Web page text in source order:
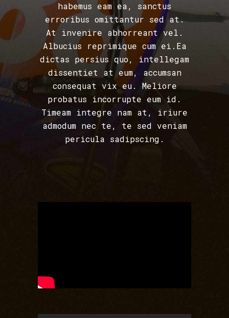
habemus eam ea, sanctus
erroribus omittantur sed at.
At invenire abhorreant vel.
Albucius reprimique cum ei.Ea
dictas persius quo, intellegam
dissentiet at eum, accumsan
consequat vix eu. Meliore
probatus incorrupte eum id.
Timeam integre nam at, iriure
admodum nec te, te sed veniam
pericula sadipscing.